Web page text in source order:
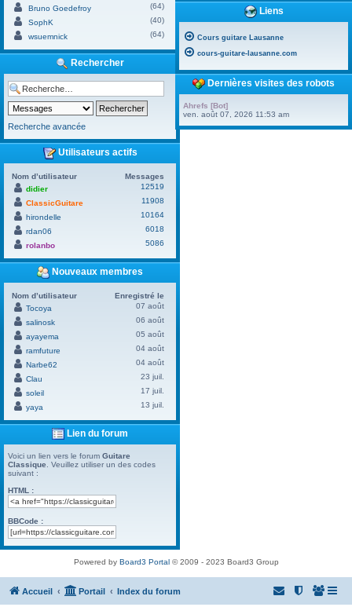
Bruno Goedefroy
(64)
SophK
(40)
wsuemnick
(64)
Rechercher
Recherche avancée
Utilisateurs actifs
Nom d’utilisateur
Messages
didier
12519
ClassicGuitare
11908
hirondelle
10164
rdan06
6018
rolanbo
5086
Nouveaux membres
Nom d’utilisateur
Enregistré le
Tocoya
07 août
salinosk
06 août
ayayema
05 août
ramfuture
04 août
Narbe62
04 août
Clau
23 juil.
soleil
17 juil.
yaya
13 juil.
Lien du forum
Voici un lien vers le forum Guitare
Classique . Veuillez utiliser un des codes
suivant :
HTML :
BBCode :
Liens
Cours guitare Lausanne
cours-guitare-lausanne.com
Dernières visites des robots
Ahrefs [Bot]
ven. août 07, 2026 11:53 am
Powered by Board3 Portal© 2009 - 2023 Board3 Group
Accueil Portail Index du forum